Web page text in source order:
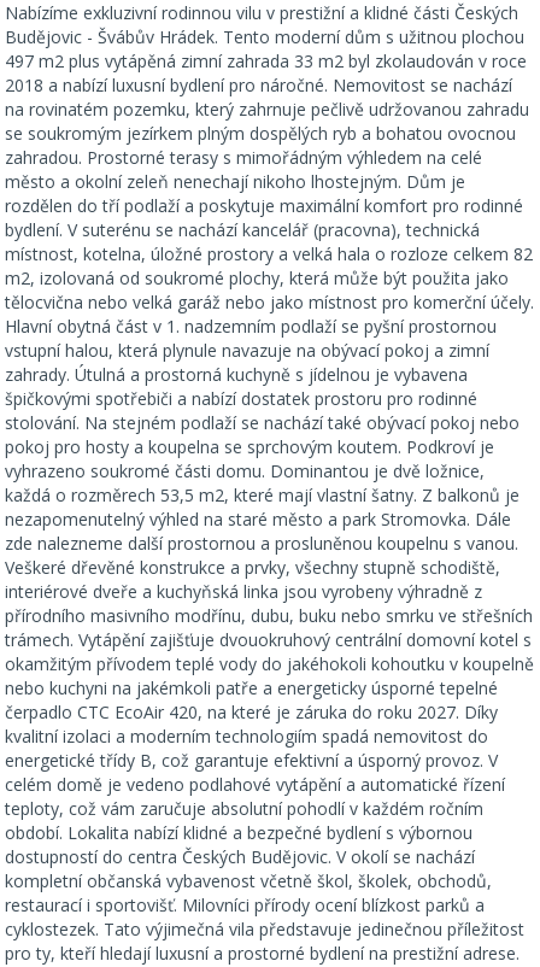
Nabízíme exkluzivní rodinnou vilu v prestižní a klidné části Českých
Budějovic - Švábův Hrádek. Tento moderní dům s užitnou plochou
497 m2 plus vytápěná zimní zahrada 33 m2 byl zkolaudován v roce
2018 a nabízí luxusní bydlení pro náročné. Nemovitost se nachází
na rovinatém pozemku, který zahrnuje pečlivě udržovanou zahradu
se soukromým jezírkem plným dospělých ryb a bohatou ovocnou
zahradou. Prostorné terasy s mimořádným výhledem na celé
město a okolní zeleň nenechají nikoho lhostejným. Dům je
rozdělen do tří podlaží a poskytuje maximální komfort pro rodinné
bydlení. V suterénu se nachází kancelář (pracovna), technická
místnost, kotelna, úložné prostory a velká hala o rozloze celkem 82
m2, izolovaná od soukromé plochy, která může být použita jako
tělocvična nebo velká garáž nebo jako místnost pro komerční účely.
Hlavní obytná část v 1. nadzemním podlaží se pyšní prostornou
vstupní halou, která plynule navazuje na obývací pokoj a zimní
zahrady. Útulná a prostorná kuchyně s jídelnou je vybavena
špičkovými spotřebiči a nabízí dostatek prostoru pro rodinné
stolování. Na stejném podlaží se nachází také obývací pokoj nebo
pokoj pro hosty a koupelna se sprchovým koutem. Podkroví je
vyhrazeno soukromé části domu. Dominantou je dvě ložnice,
každá o rozměrech 53,5 m2, které mají vlastní šatny. Z balkonů je
nezapomenutelný výhled na staré město a park Stromovka. Dále
zde nalezneme další prostornou a prosluněnou koupelnu s vanou.
Veškeré dřevěné konstrukce a prvky, všechny stupně schodiště,
interiérové dveře a kuchyňská linka jsou vyrobeny výhradně z
přírodního masivního modřínu, dubu, buku nebo smrku ve střešních
trámech. Vytápění zajišťuje dvouokruhový centrální domovní kotel s
okamžitým přívodem teplé vody do jakéhokoli kohoutku v koupelně
nebo kuchyni na jakémkoli patře a energeticky úsporné tepelné
čerpadlo CTC EcoAir 420, na které je záruka do roku 2027. Díky
kvalitní izolaci a moderním technologiím spadá nemovitost do
energetické třídy B, což garantuje efektivní a úsporný provoz. V
celém domě je vedeno podlahové vytápění a automatické řízení
teploty, což vám zaručuje absolutní pohodlí v každém ročním
období. Lokalita nabízí klidné a bezpečné bydlení s výbornou
dostupností do centra Českých Budějovic. V okolí se nachází
kompletní občanská vybavenost včetně škol, školek, obchodů,
restaurací i sportovišť. Milovníci přírody ocení blízkost parků a
cyklostezek. Tato výjimečná vila představuje jedinečnou příležitost
pro ty, kteří hledají luxusní a prostorné bydlení na prestižní adrese.